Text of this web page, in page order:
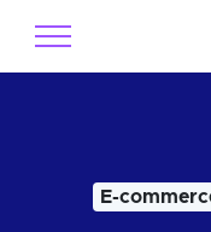
E-